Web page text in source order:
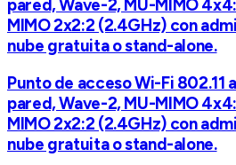
pared, Wave-2, MU-MIMO
MIMO 2x2:2 (2.4GHz) con
nube gratuita o stand-alone.
Punto de acceso Wi-Fi 802.11
pared, Wave-2, MU-MIMO
MIMO 2x2:2 (2.4GHz) con
nube gratuita o stand-alone.